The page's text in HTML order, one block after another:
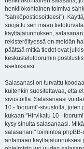
henkilökohtainen toimiva
"sähköpostiosoitteesi").
suojattu sen maan
käyttäjätunnuksen,
rekisteröityessä on meidän
päättää mitkä tiedot ovat
keskustelufoorumin
asetuksiasi.
Salasanasi on turvattu
kuitenkin suositeltavaa, että
sivustoilla. Salasanaasi
10 - foorumi"-sivustolla,
kukaan "Hirvikatu 10 -
kysy sinulta salasanaasi.
salasanani" toimintoa
antamaan